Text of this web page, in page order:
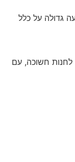
גדולה על כלל
לחנות חשוכה, עם